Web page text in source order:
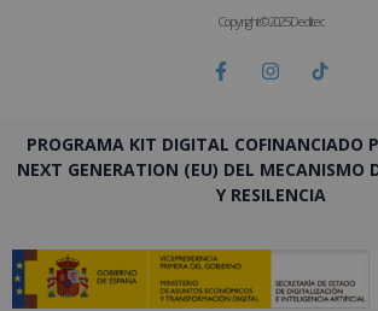
Copyright © 2025 Deditec
PROGRAMA KIT DIGITAL COFINANCIADO
NEXT GENERATION (EU) DEL MECANISMO
Y RESILENCIA